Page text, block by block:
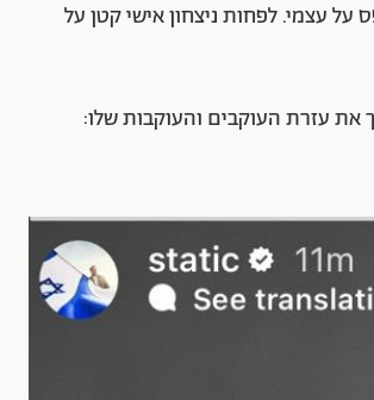
עצמי. לפחות ניצחון אישי קטן על
את עזרת העוקבים והעוקבות שלו: